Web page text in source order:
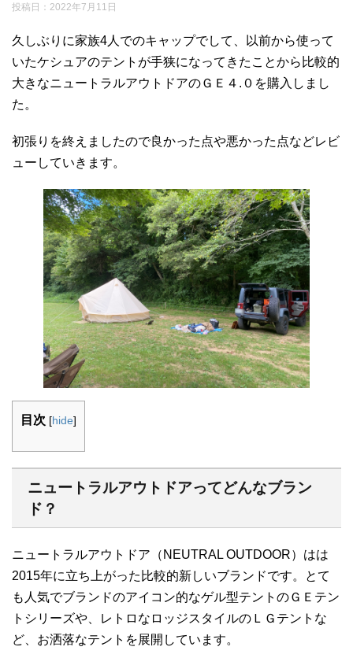
投稿日： 2022年7月11日
久しぶりに家族4人でのキャップでして、以前から使って
いたケシュアのテントが手狭になってきたことから比較的
大きなニュートラルアウトドアのＧＥ４.０を購入しまし
た。
初張りを終えましたので良かった点や悪かった点などレビ
ューしていきます。
目次 [hide]
ニュートラルアウトドアってどんなブラン
ド？
ニュートラルアウトドア（NEUTRAL OUTDOOR）はは
2015年に立ち上がった比較的新しいブランドです。とて
も人気でブランドのアイコン的なゲル型テントのＧＥテン
トシリーズや、レトロなロッジスタイルのＬＧテントな
ど、お洒落なテントを展開しています。